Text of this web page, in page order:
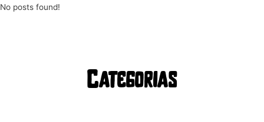
No posts found!
Categorias